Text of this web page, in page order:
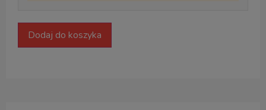
Dodaj do koszyka